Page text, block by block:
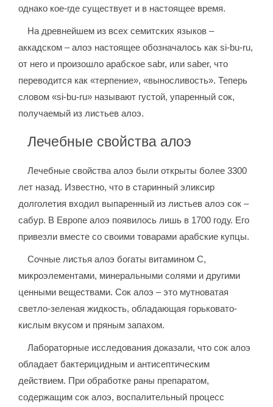
однако кое-где существует и в настоящее время.
На древнейшем из всех семитских языков –
аккадском – алоэ настоящее обозначалось как si-bu-ru,
от него и произошло арабское sabr, или saber, что
переводится как «терпение», «выносливость». Теперь
словом «si-bu-ru» называют густой, упаренный сок,
получаемый из листьев алоэ.
Лечебные свойства алоэ
Лечебные свойства алоэ были открыты более 3300
лет назад. Известно, что в старинный эликсир
долголетия входил выпаренный из листьев алоэ сок –
сабур. В Европе алоэ появилось лишь в 1700 году. Его
привезли вместе со своими товарами арабские купцы.
Сочные листья алоэ богаты витамином С,
микроэлементами, минеральными солями и другими
ценными веществами. Сок алоэ – это мутноватая
светло-зеленая жидкость, обладающая горьковато-
кислым вкусом и пряным запахом.
Лабораторные исследования доказали, что сок алоэ
обладает бактерицидным и антисептическим
действием. При обработке раны препаратом,
содержащим сок алоэ, воспалительный процесс